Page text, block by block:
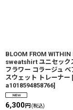
BLOOM FROM
sweatshirt ユニセック
フラワー コラージュ ベ
スウェット トレーナー [
a1018594858766]
6,300円 (税込)